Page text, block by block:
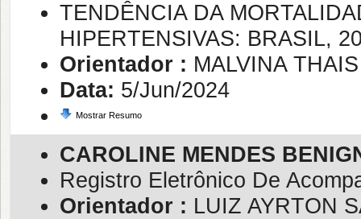
TENDÊNCIA DA
HIPERTENSIVAS: BRASIL,
Orientador : MALVINA
Data: 5/Jun/2024
Mostrar Resumo
CAROLINE MENDES
Registro Eletrônico De
Orientador : LUIZ AYRTON